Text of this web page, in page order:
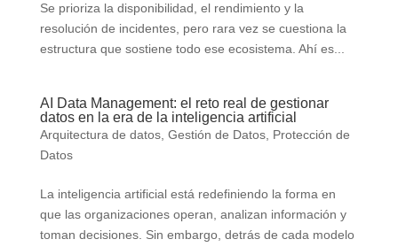
Se prioriza la disponibilidad, el rendimiento y la
resolución de incidentes, pero rara vez se cuestiona la
estructura que sostiene todo ese ecosistema. Ahí es...
AI Data Management: el reto real de gestionar
datos en la era de la inteligencia artificial
Arquitectura de datos, Gestión de Datos, Protección de
Datos
La inteligencia artificial está redefiniendo la forma en
que las organizaciones operan, analizan información y
toman decisiones. Sin embargo, detrás de cada modelo